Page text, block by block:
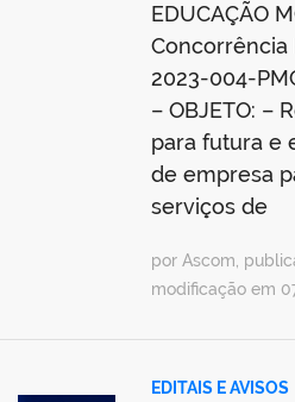
EDUCAÇÃO
Concorrência
2023-004-
– OBJETO: –
para futura e
de empresa
serviços de
por Ascom,
modificação em
EDITAIS E AVISOS